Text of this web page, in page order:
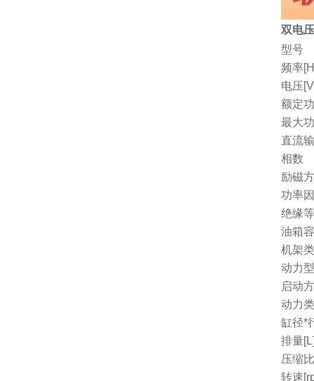
双电
型号
频率
电压
额定
最大
直流
相数
励磁
功率
绝缘
油箱
机架
动力
启动
动力
缸径*
排量
压缩比
转速